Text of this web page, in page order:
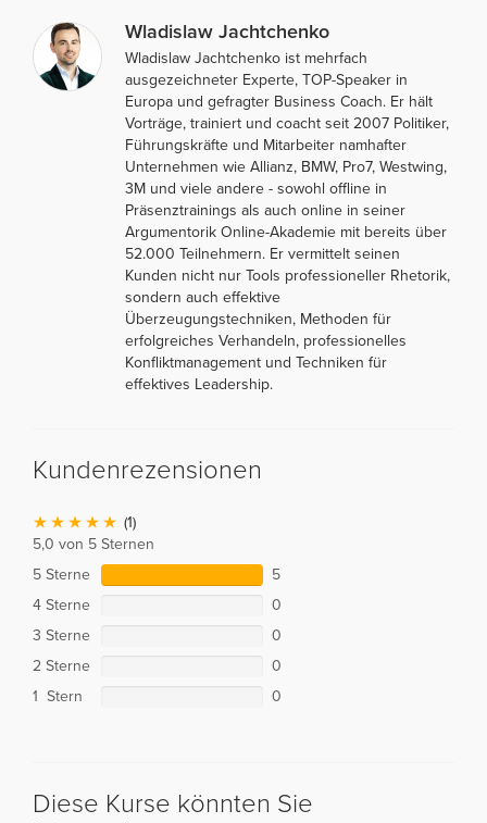
Wladislaw Jachtchenko
Wladislaw Jachtchenko ist mehrfach
ausgezeichneter Experte, TOP-Speaker in
Europa und gefragter Business Coach. Er hält
Vorträge, trainiert und coacht seit 2007 Politiker,
Führungskräfte und Mitarbeiter namhafter
Unternehmen wie Allianz, BMW, Pro7, Westwing,
3M und viele andere - sowohl offline in
Präsenztrainings als auch online in seiner
Argumentorik Online-Akademie mit bereits über
52.000 Teilnehmern. Er vermittelt seinen
Kunden nicht nur Tools professioneller Rhetorik,
sondern auch effektive
Überzeugungstechniken, Methoden für
erfolgreiches Verhandeln, professionelles
Konfliktmanagement und Techniken für
effektives Leadership.
Kundenrezensionen
(1)
5,0 von 5 Sternen
5 Sterne
5
4 Sterne
0
3 Sterne
0
2 Sterne
0
1 Stern
0
Diese Kurse könnten Sie